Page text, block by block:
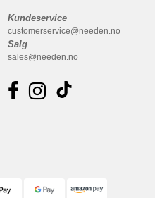
Kundeservice
customerservice@needen.no
Salg
sales@needen.no